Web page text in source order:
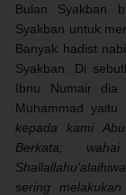
Bulan Syakban
Syakban untuk
Banyak hadist
Syakban. Di
Ibnu Numair dia
Muhammad
kepada kami
Berkata;
sering